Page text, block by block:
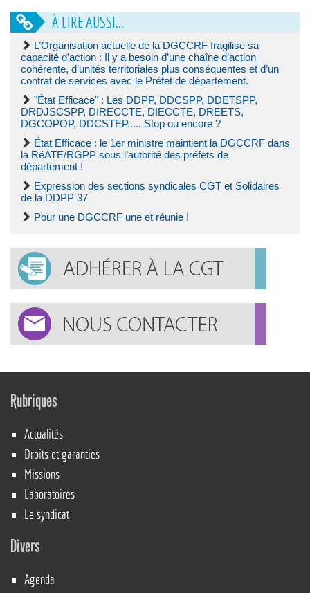
À LIRE AUSSI...
L’Organisation actuelle de la DGCCRF fragilise sa
capacité d’action : Il y a besoin d’une chaîne d’action
cohérente, d’unités territoriales plus conséquentes et d’un
contrat de services avec le Préfet de département.
"État Efficace" : Les DDPP, DDCSPP, DDETSPP,
DRDJSCSPP, DIRECCTE, DIECCTE, DREETS,
DGCOPOP, DDCSTEP..... Stop ou encore ?
État Efficace : le 1er ministre maintient la DGCCRF dans
la RéATE/RGPP sous l’autorité des préfets de
département !
Expression des sections syndicales CGT et Solidaires
de la DDPP 37
Pour une DGCCRF une et réunie !
Rubriques
Actualités
Droits et garanties
Missions
Laboratoires
Le syndicat
Divers
Agenda